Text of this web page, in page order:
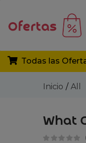
Todas las
Inicio All
What